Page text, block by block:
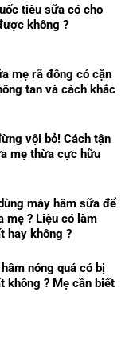
tiêu sữa có cho
không ?
mẹ rã đông có cặn
tan và cách khắc
vội bỏ! Cách tận
mẹ thừa cực hữu
máy hâm sữa để
mẹ ? Liệu có làm
hay không ?
nóng quá có bị
không ? Mẹ cần biết